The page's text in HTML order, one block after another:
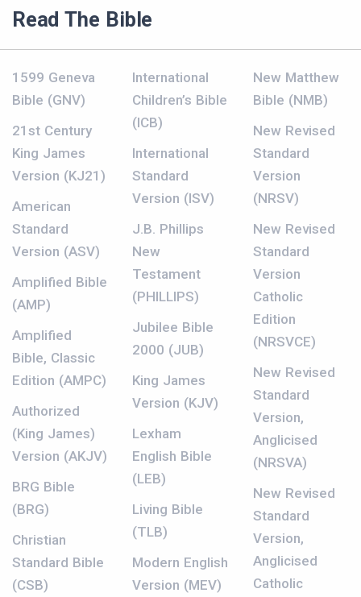
Read The Bible
1599 Geneva
Bible (GNV)
21st Century
King James
Version (KJ21)
American
Standard
Version (ASV)
Amplified Bible
(AMP)
Amplified
Bible, Classic
Edition (AMPC)
Authorized
(King James)
Version (AKJV)
BRG Bible
(BRG)
Christian
Standard Bible
(CSB)
International
Children’s Bible
(ICB)
International
Standard
Version (ISV)
J.B. Phillips
New
Testament
(PHILLIPS)
Jubilee Bible
2000 (JUB)
King James
Version (KJV)
Lexham
English Bible
(LEB)
Living Bible
(TLB)
Modern English
Version (MEV)
New Matthew
Bible (NMB)
New Revised
Standard
Version
(NRSV)
New Revised
Standard
Version
Catholic
Edition
(NRSVCE)
New Revised
Standard
Version,
Anglicised
(NRSVA)
New Revised
Standard
Version,
Anglicised
Catholic